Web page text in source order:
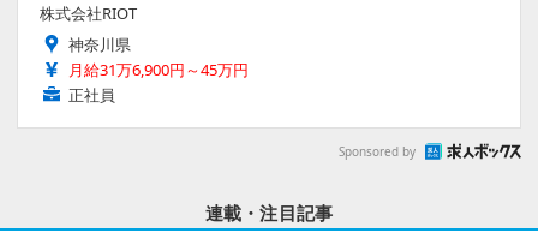
株式会社RIOT
神奈川県
月給31万6,900円～45万円
正社員
Sponsored by
連載・注目記事